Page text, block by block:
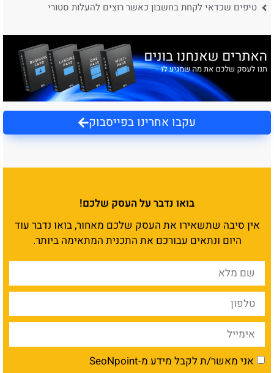
טיפים שכדאי לקחת בחשבון כאשר רוצים להעלות סטורי
עקבו אחרינו בפייסבוק
בואו נדבר על העסק שלכם!
אין סיבה שתשאירו את העסק שלכם מאחור, בואו נדבר עוד
היום ונתאים עבורכם את התכנית המתאימה ביותר.
אני מאשר/ת לקבל מידע מ-SeoNpoint